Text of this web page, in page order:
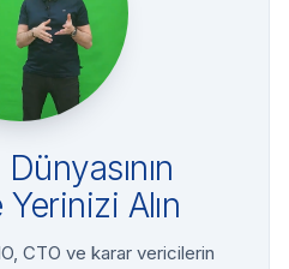
Alın
CTO ve karar vericilerin